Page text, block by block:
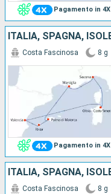
Pagamento in 4X
Pagamento in 4X
Costa Fascinosa 8 g
Costa Fascinosa 8 g